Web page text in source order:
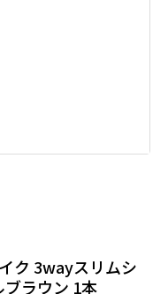
ク 3wayスリムシ
ラウン 1本